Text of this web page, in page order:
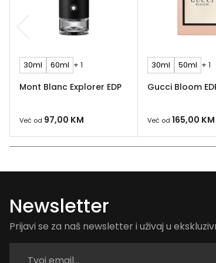
30ml 60ml + 1
Mont Blanc Explorer EDP
Već od 97,00 KM
30ml 50ml + 1
Gucci Bloom
Već od 165,00 KM
Newsletter
Prijavi se za naš newsletter i uživaj u